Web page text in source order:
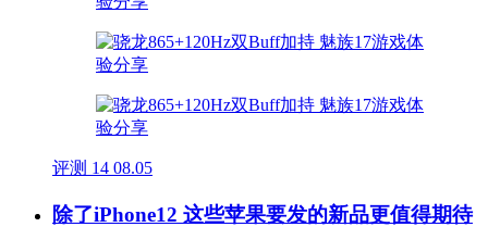
评测 14 08.05
除了iPhone12 这些苹果要发的新品更值得期待